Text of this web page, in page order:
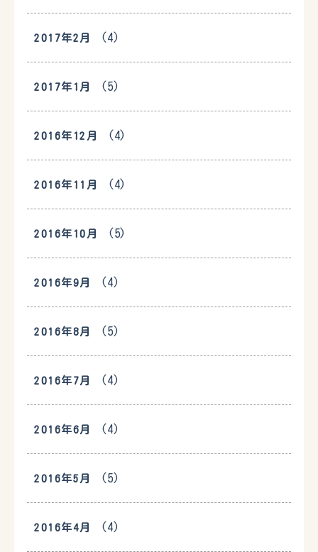
2017年2月 (4)
2017年1月 (5)
2016年12月 (4)
2016年11月 (4)
2016年10月 (5)
2016年9月 (4)
2016年8月 (5)
2016年7月 (4)
2016年6月 (4)
2016年5月 (5)
2016年4月 (4)